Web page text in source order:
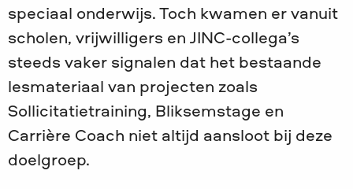
speciaal onderwijs. Toch kwamen er vanuit
scholen, vrijwilligers en JINC-collega’s
steeds vaker signalen dat het bestaande
lesmateriaal van projecten zoals
Sollicitatietraining, Bliksemstage en
Carrière Coach niet altijd aansloot bij deze
doelgroep.